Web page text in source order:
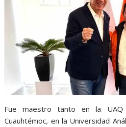
Fue maestro tanto en la
Cuauhtémoc, en la Universidad